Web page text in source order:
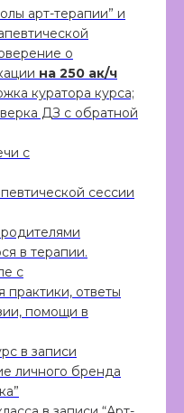
арт-терапии” и
о
на 250 ак/ч
куратора курса;
ДЗ с обратной
с
сессии
в терапии.
с
практики, ответы
помощи в
в записи
личного бренда
22 18